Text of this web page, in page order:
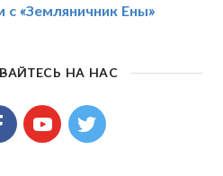
«Земляничник Ены»
НА НАС